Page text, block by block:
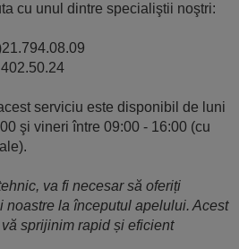
cu unul dintre specialiştii noştri:
serviciu este disponibil de luni
şi vineri între 09:00 - 16:00 (cu
va fi necesar să oferiți
noastre la începutul apelului. Acest
sprijinim rapid și eficient